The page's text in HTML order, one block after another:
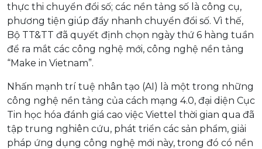
thực thi chuyển đổi số; các nền tảng số là công cụ,
phương tiện giúp đẩy nhanh chuyển đổi số. Vì thế,
Bộ TT&TT đã quyết định chọn ngày thứ 6 hàng tuần
để ra mắt các công nghệ mới, công nghệ nền tảng
“Make in Vietnam”.
Nhấn mạnh trí tuệ nhân tạo (AI) là một trong những
công nghệ nền tảng của cách mạng 4.0, đại diện Cục
Tin học hóa đánh giá cao việc Viettel thời gian qua đã
tập trung nghiên cứu, phát triển các sản phẩm, giải
pháp ứng dụng công nghệ mới này, trong đó có nền